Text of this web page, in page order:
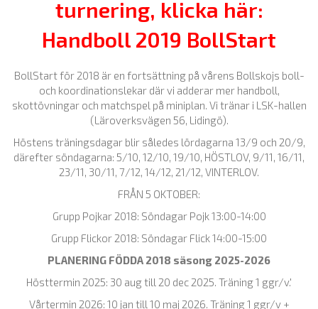
turnering, klicka här:
Handboll 2019 BollStart
BollStart för 2018 är en fortsättning på vårens Bollskojs boll-
och koordinationslekar där vi adderar mer handboll,
skottövningar och matchspel på miniplan. Vi tränar i LSK-hallen
(Läroverksvägen 56, Lidingö).
Höstens träningsdagar blir således lördagarna 13/9 och 20/9,
därefter söndagarna: 5/10, 12/10, 19/10, HÖSTLOV, 9/11, 16/11,
23/11, 30/11, 7/12, 14/12, 21/12, VINTERLOV.
FRÅN 5 OKTOBER:
Grupp Pojkar 2018: Söndagar Pojk 13:00-14:00
Grupp Flickor 2018: Söndagar Flick 14:00-15:00
PLANERING FÖDDA 2018 säsong 2025-2026
Hösttermin 2025: 30 aug till 20 dec 2025. Träning 1 ggr/v.'
Vårtermin 2026: 10 jan till 10 maj 2026. Träning 1 ggr/v +